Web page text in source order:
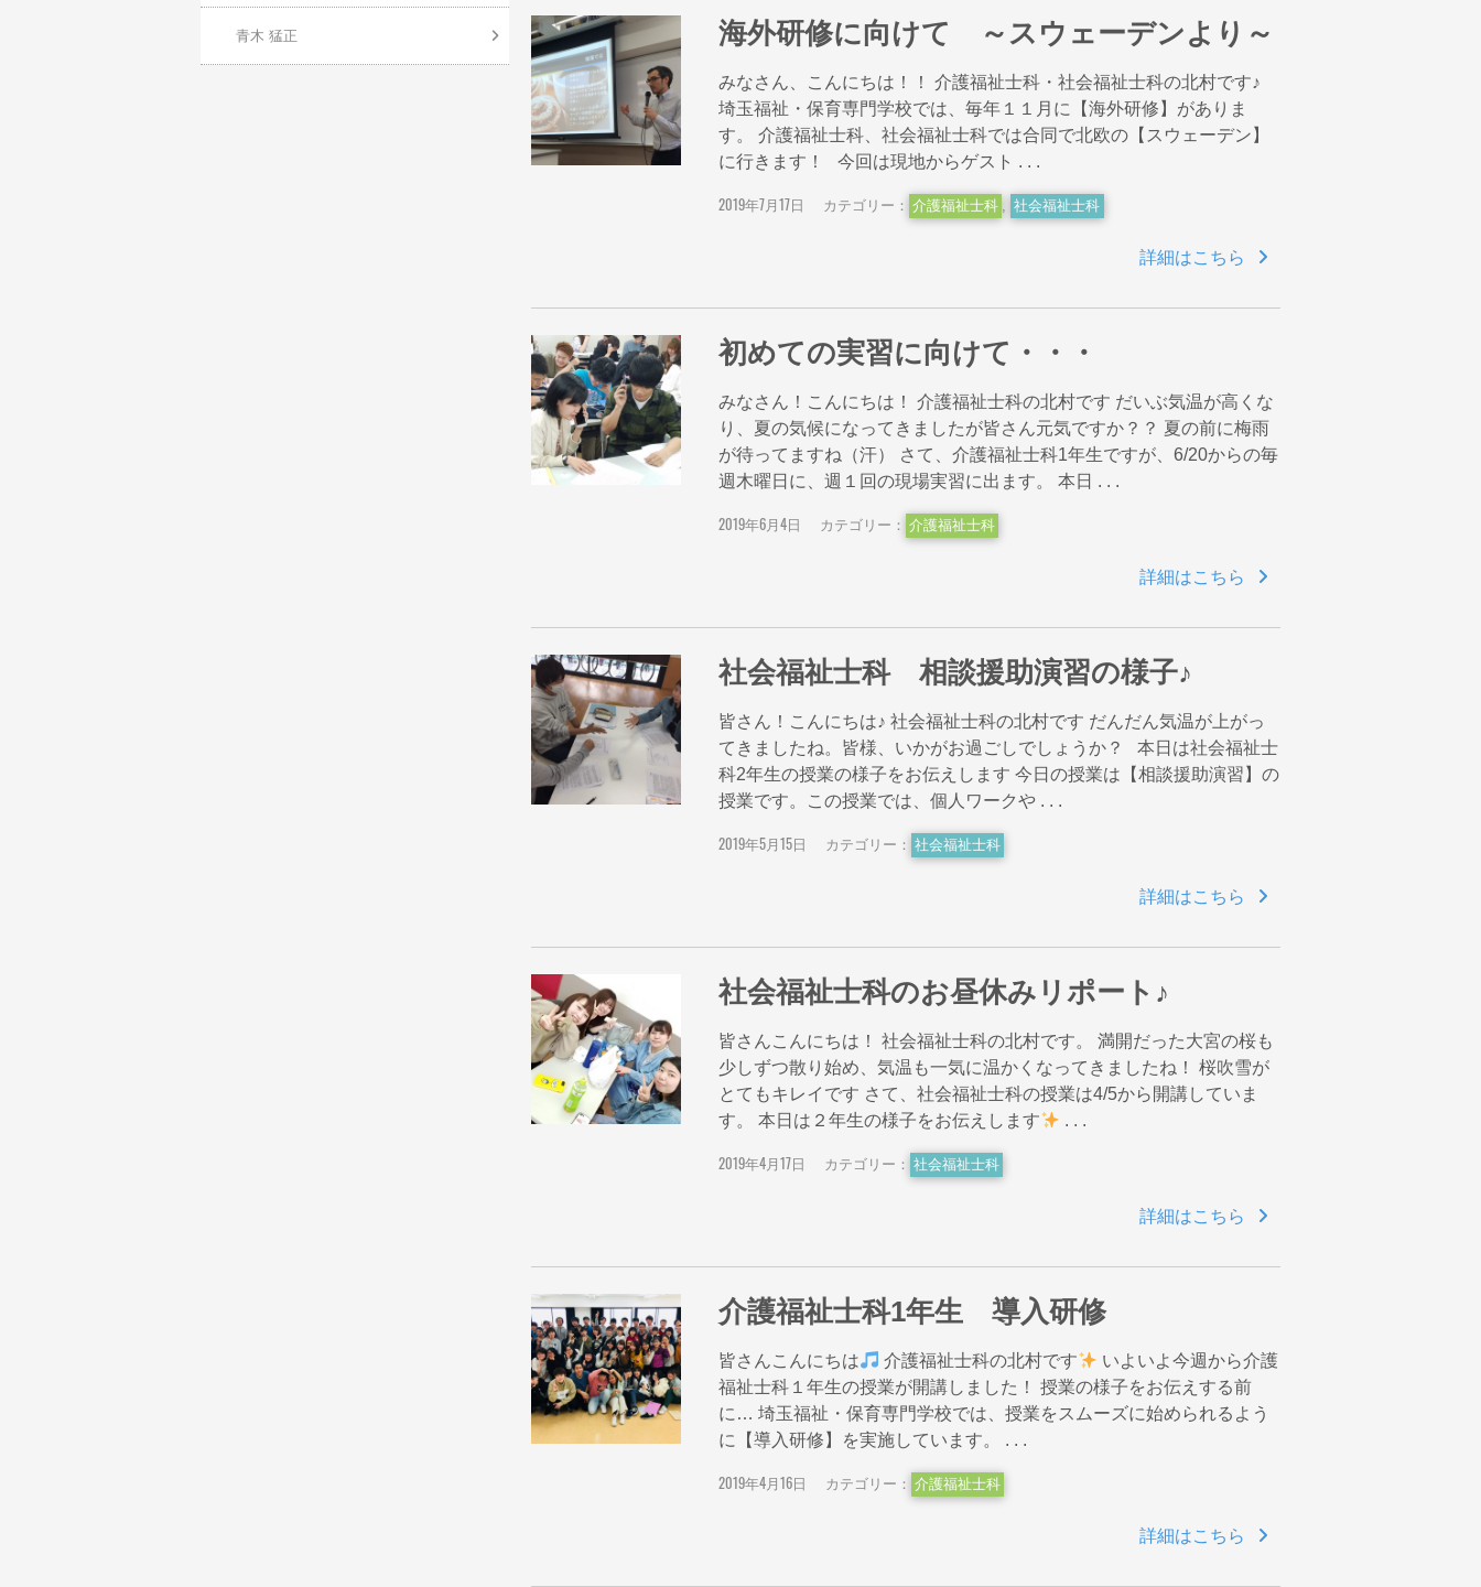
海外研修に向けて ～スウェーデンより～
みなさん、こんにちは！！ 介護福祉士科・社会福祉士科の北村です♪
埼玉福祉・保育専門学校では、毎年１１月に【海外研修】がありま
す。 介護福祉士科、社会福祉士科では合同で北欧の【スウェーデン】
に行きます！ 今回は現地からゲスト . . .
2019年7月17日 カテゴリー： 介護福祉士科 社会福祉士科
詳細はこちら
初めての実習に向けて・・・
みなさん！こんにちは！ 介護福祉士科の北村です だいぶ気温が高くな
り、夏の気候になってきましたが皆さん元気ですか？？ 夏の前に梅雨
が待ってますね（汗） さて、介護福祉士科1年生ですが、6/20からの毎
週木曜日に、週１回の現場実習に出ます。 本日 . . .
2019年6月4日 カテゴリー： 介護福祉士科
詳細はこちら
社会福祉士科 相談援助演習の様子♪
皆さん！こんにちは♪ 社会福祉士科の北村です だんだん気温が上がっ
てきましたね。皆様、いかがお過ごしでしょうか？ 本日は社会福祉士
科2年生の授業の様子をお伝えします 今日の授業は【相談援助演習】の
授業です。この授業では、個人ワークや . . .
2019年5月15日 カテゴリー： 社会福祉士科
詳細はこちら
社会福祉士科のお昼休みリポート♪
皆さんこんにちは！ 社会福祉士科の北村です。 満開だった大宮の桜も
少しずつ散り始め、気温も一気に温かくなってきましたね！ 桜吹雪が
とてもキレイです さて、社会福祉士科の授業は4/5から開講していま
す。 本日は２年生の様子をお伝えします
. . .
2019年4月17日 カテゴリー： 社会福祉士科
詳細はこちら
介護福祉士科1年生 導入研修
皆さんこんにちは 介護福祉士科の北村です
いよいよ今週から介護
福祉士科１年生の授業が開講しました！ 授業の様子をお伝えする前
に… 埼玉福祉・保育専門学校では、授業をスムーズに始められるよう
に【導入研修】を実施しています。 . . .
2019年4月16日 カテゴリー： 介護福祉士科
詳細はこちら
青木 猛正